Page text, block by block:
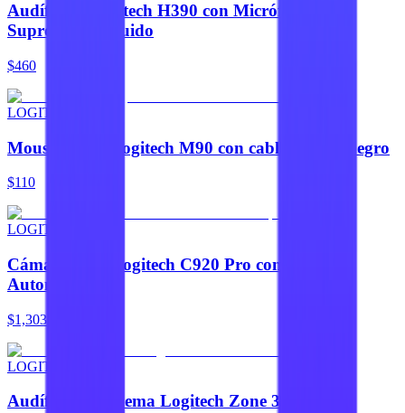
Audífonos Logitech H390 con Micrófono y
Supresión de Ruido
$460
LOGITECH
Mouse óptico Logitech M90 con cable USB-A negro
$110
LOGITECH
Cámara Web Logitech C920 Pro con Enfoque
Automático
$1,303
LOGITECH
Audífonos Diadema Logitech Zone 300 con